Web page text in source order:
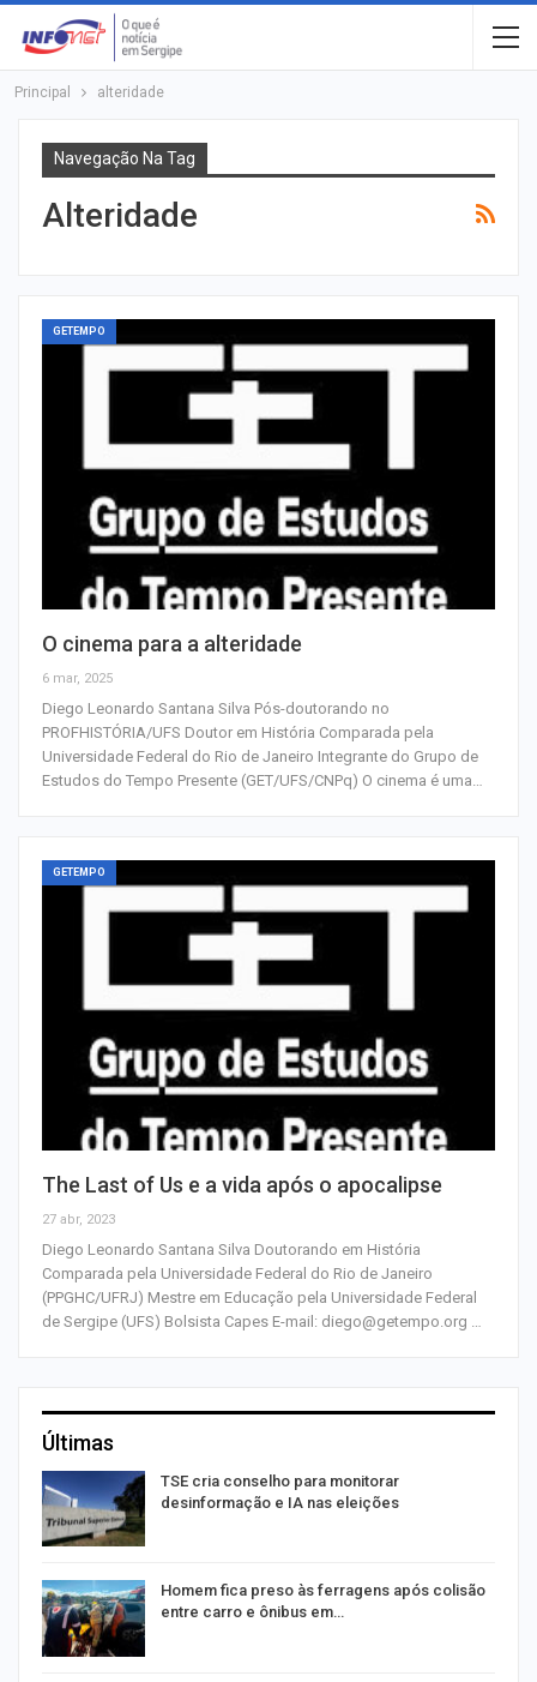
Principal alteridade
Navegação Na Tag
Alteridade
GETEMPO
O cinema para a alteridade
6 mar, 2025
Diego Leonardo Santana Silva Pós-doutorando no
PROFHISTÓRIA/UFS Doutor em História Comparada pela
Universidade Federal do Rio de Janeiro Integrante do Grupo de
Estudos do Tempo Presente (GET/UFS/CNPq) O cinema é uma…
GETEMPO
The Last of Us e a vida após o apocalipse
27 abr, 2023
Diego Leonardo Santana Silva Doutorando em História
Comparada pela Universidade Federal do Rio de Janeiro
(PPGHC/UFRJ) Mestre em Educação pela Universidade Federal
de Sergipe (UFS) Bolsista Capes E-mail: diego@getempo.org …
Últimas
TSE cria conselho para monitorar
desinformação e IA nas eleições
Homem fica preso às ferragens após colisão
entre carro e ônibus em…